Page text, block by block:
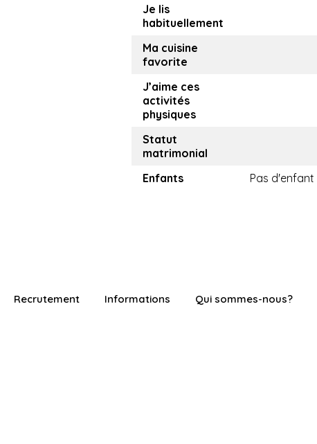
Je lis
habituellement
Ma cuisine
favorite
J’aime ces
activités
physiques
Statut
matrimonial
Enfants
Pas d'enfant
Recrutement Informations Qui sommes-nous?